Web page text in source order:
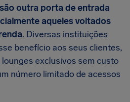
outra porta de entrada
aqueles voltados
. Diversas instituições
benefício aos seus clientes,
exclusivos sem custo
número limitado de acessos